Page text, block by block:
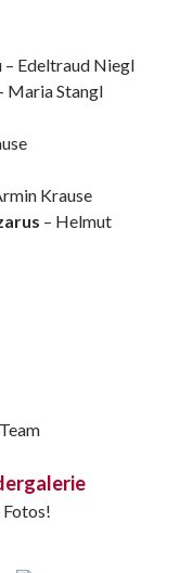
– Edeltraud Niegl
Maria Stangl
Krause
– Helmut
Fotos!